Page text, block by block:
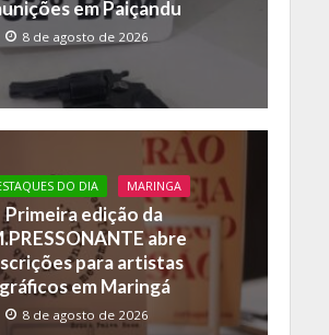
em Paiçandu
8 de agosto de 2026
DO DIA MARINGA
Primeira edição da
abre
para artistas
gráficos em Maringá
8 de agosto de 2026